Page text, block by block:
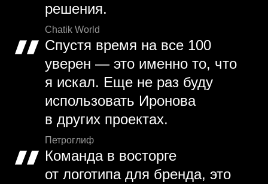
решения.
Chatik World
Спустя время на все 100
уверен — это именно то, что
я искал. Еще не раз буду
использовать Иронова
в других проектах.
Петроглиф
Команда в восторге
от логотипа для бренда, это